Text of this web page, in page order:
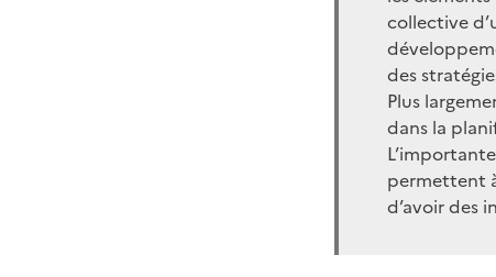
collective
des
Plus
dans la
permettent
d’avoir des